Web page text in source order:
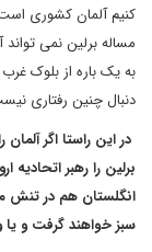
کنیم آلمان کشوری
مساله برلین نمی
به یک باره از بلوک
دنبال چنین رفتاری
در این راستا اگر
برلین را رهبر اتحادیه
انگلستان هم در تنش
سبز خواهند گرفت و یا